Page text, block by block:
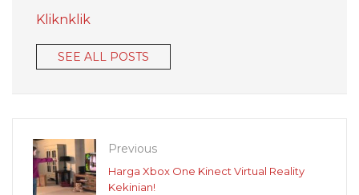
Kliknklik
SEE ALL POSTS
Previous
Harga Xbox One Kinect Virtual Reality
Kekinian!